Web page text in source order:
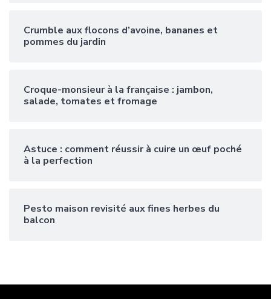
Crumble aux flocons d’avoine, bananes et
pommes du jardin
Croque-monsieur à la française : jambon,
salade, tomates et fromage
Astuce : comment réussir à cuire un œuf poché
à la perfection
Pesto maison revisité aux fines herbes du
balcon